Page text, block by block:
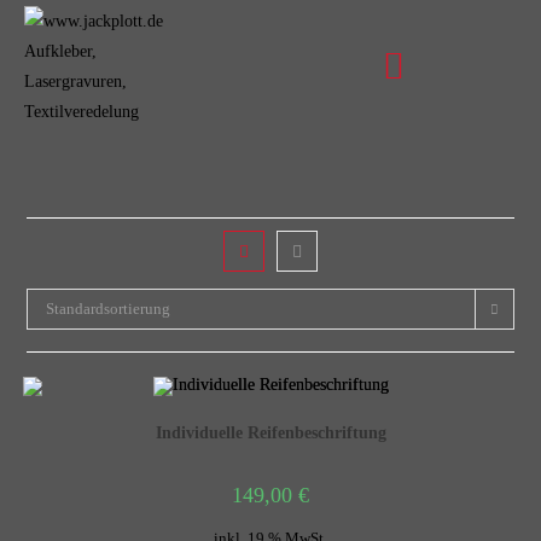
Standardsortierung
Individuelle Reifenbeschriftung
149,00 €